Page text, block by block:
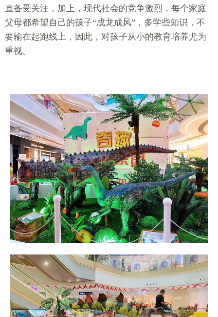
直备受关注，加上，现代社会的竞争激烈，每个家庭
父母都希望自己的孩子“成龙成风”，多学些知识，不
要输在起跑线上，因此，对孩子从小的教育培养尤为
重视。